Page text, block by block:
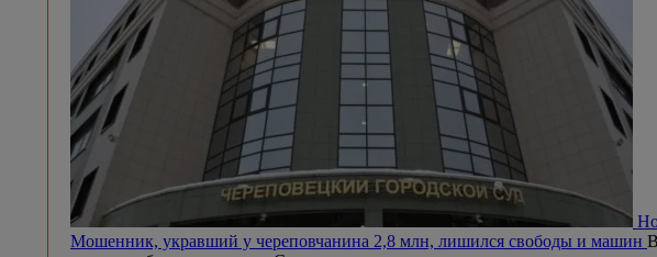
Мошенник, укравший у череповчанина 2,8 млн, лишился свободы и машин